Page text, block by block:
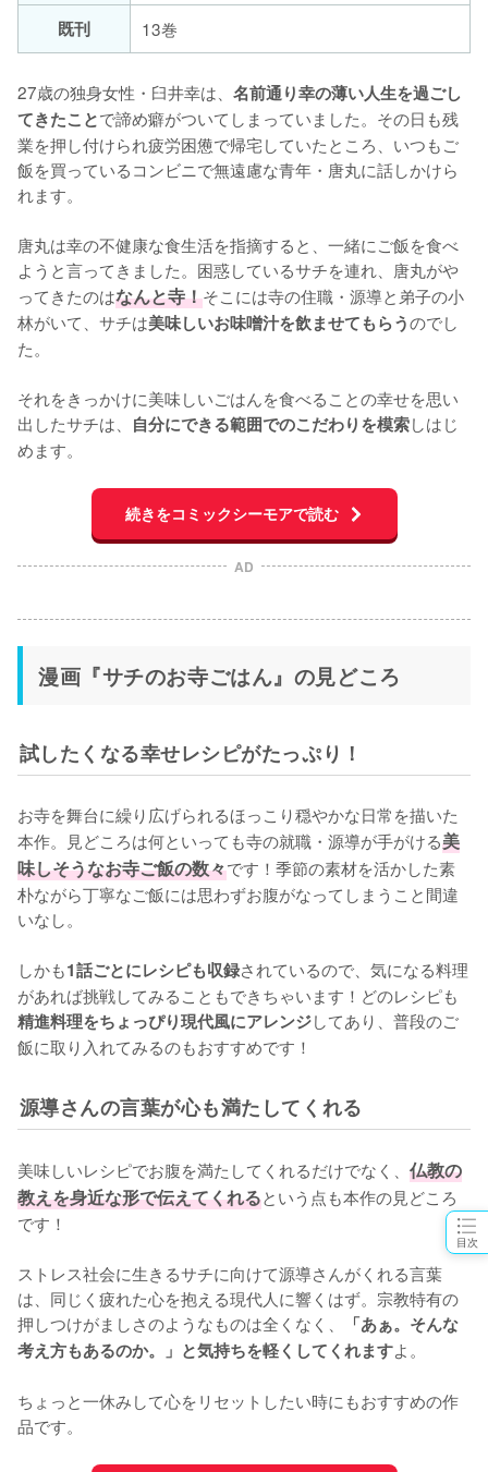
目次
既刊
13巻
27歳の独身女性・臼井幸は、 名前通り幸の薄い人生を過ごし
てきたことで諦め癖がついてしまっていました。その日も残
業を押し付けられ疲労困憊で帰宅していたところ、いつもご
飯を買っているコンビニで無遠慮な青年・唐丸に話しかけら
れます。
唐丸は幸の不健康な食生活を指摘すると、一緒にご飯を食べ
ようと言ってきました。困惑しているサチを連れ、唐丸がや
ってきたのはなんと寺！そこには寺の住職・源導と弟子の小
林がいて、サチは美味しいお味噌汁を飲ませてもらうのでし
た。
それをきっかけに美味しいごはんを食べることの幸せを思い
出したサチは、 自分にできる範囲でのこだわりを模索しはじ
めます。
続きをコミックシーモアで読む
AD
漫画『サチのお寺ごはん』の見どころ
試したくなる幸せレシピがたっぷり！
お寺を舞台に繰り広げられるほっこり穏やかな日常を描いた
本作。見どころは何といっても寺の就職・源導が手がける美
味しそうなお寺ご飯の数々です！季節の素材を活かした素
朴ながら丁寧なご飯には思わずお腹がなってしまうこと間違
いなし。
しかも1話ごとにレシピも収録されているので、気になる料理
があれば挑戦してみることもできちゃいます！どのレシピも
精進料理をちょっぴり現代風にアレンジしてあり、普段のご
飯に取り入れてみるのもおすすめです！
源導さんの言葉が心も満たしてくれる
美味しいレシピでお腹を満たしてくれるだけでなく、 仏教の
教えを身近な形で伝えてくれるという点も本作の見どころ
です！
ストレス社会に生きるサチに向けて源導さんがくれる言葉
は、同じく疲れた心を抱える現代人に響くはず。宗教特有の
押しつけがましさのようなものは全くなく、
「あぁ。そんな
考え方もあるのか。」と気持ちを軽くしてくれますよ。
ちょっと一休みして心をリセットしたい時にもおすすめの作
品です。